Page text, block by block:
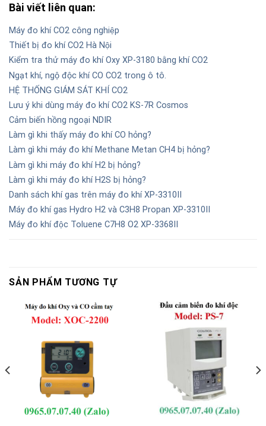
Bài viết liên quan:
Máy đo khí CO2 công nghiệp
Thiết bị đo khí CO2 Hà Nội
Kiểm tra thử máy đo khí Oxy XP-3180 bằng khí CO2
Ngạt khí, ngộ độc khí CO CO2 trong ô tô.
HỆ THỐNG GIÁM SÁT KHÍ CO2
Lưu ý khi dùng máy đo khí CO2 KS-7R Cosmos
Cảm biến hồng ngoại NDIR
Làm gì khi thấy máy đo khí CO hỏng?
Làm gì khi máy đo khí Methane Metan CH4 bị hỏng?
Làm gì khi máy đo khí H2 bị hỏng?
Làm gì khi máy đo khí H2S bị hỏng?
Danh sách khí gas trên máy đo khí XP-3310II
Máy đo khí gas Hydro H2 và C3H8 Propan XP-3310II
Máy đo khí độc Toluene C7H8 O2 XP-3368II
SẢN PHẨM TƯƠNG TỰ